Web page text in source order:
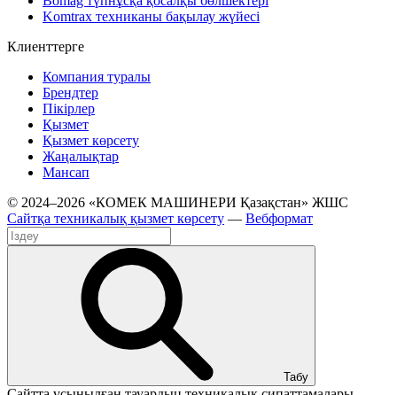
Komtrax техниканы бақылау жүйесі
Клиенттерге
Компания туралы
Брендтер
Пікірлер
Қызмет
Қызмет көрсету
Жаңалықтар
Мансап
© 2024–2026 «КОМЕК МАШИНЕРИ Қазақстан» ЖШС
Сайтқа техникалық қызмет көрсету — Вебформат
Табу